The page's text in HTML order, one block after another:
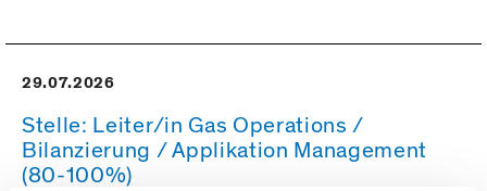
29.07.2026
Stelle: Leiter/in Gas Operations /
Bilanzierung / Applikation Management
(80-100%)